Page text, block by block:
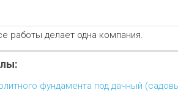
работы делает одна компания.
фундамента под дачный